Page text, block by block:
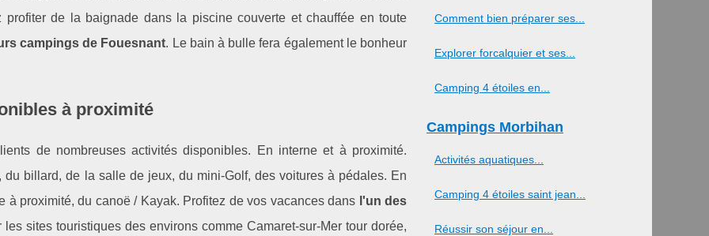
de la baignade dans la piscine couverte et chauffée en toute
campings de Fouesnant. Le bain à bulle fera également le bonheur
à proximité
de nombreuses activités disponibles. En interne et à proximité.
billard, de la salle de jeux, du mini-Golf, des voitures à pédales. En
proximité, du canoë / Kayak. Profitez de vos vacances dans l'un des
sites touristiques des environs comme Camaret-sur-Mer tour dorée,
Comment bien préparer ses...
Explorer forcalquier et ses...
Camping 4 étoiles en...
Campings Morbihan
Activités aquatiques...
Camping 4 étoiles saint jean...
Réussir son séjour en...